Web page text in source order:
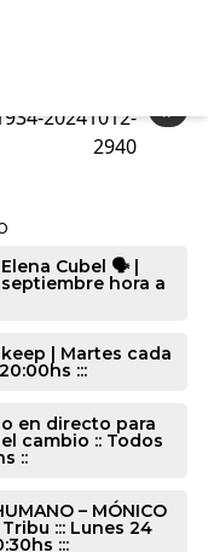
»
20241012-
2940
Elena Cubel 🗣️ |
hora a
| Martes cada
:::
en directo para
cambio :: Todos
::
– MÓNICO
::: Lunes 24
:::